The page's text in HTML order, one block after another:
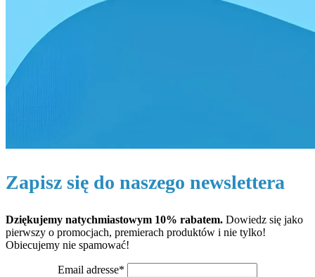
Zapisz się do naszego newslettera
Dziękujemy natychmiastowym 10% rabatem. Dowiedz się jako
pierwszy o promocjach, premierach produktów i nie tylko!
Obiecujemy nie spamować!
Email adresse*